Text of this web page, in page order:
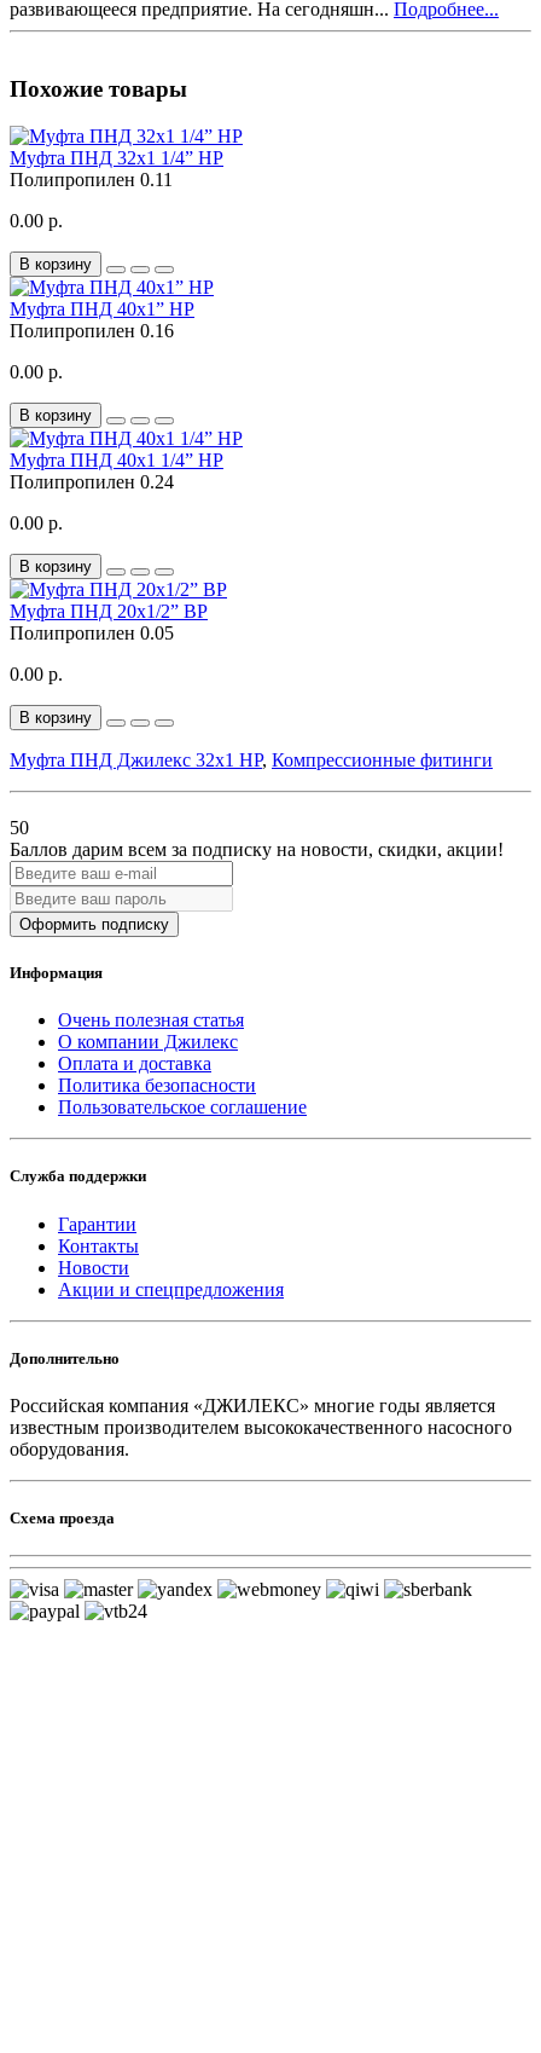
развивающееся предприятие. На сегодняшн... Подробнее...
Похожие товары
Муфта ПНД 32x1 1/4” НР
Полипропилен 0.11
0.00 р.
В корзину
Муфта ПНД 40x1” НР
Полипропилен 0.16
0.00 р.
В корзину
Муфта ПНД 40x1 1/4” НР
Полипропилен 0.24
0.00 р.
В корзину
Муфта ПНД 20x1/2” ВР
Полипропилен 0.05
0.00 р.
В корзину
Муфта ПНД Джилекс 32x1 НР, Компрессионные фитинги
50
Баллов дарим всем за подписку на новости, скидки, акции!
Оформить подписку
Информация
Очень полезная статья
О компании Джилекс
Оплата и доставка
Политика безопасности
Пользовательское соглашение
Служба поддержки
Гарантии
Контакты
Новости
Акции и спецпредложения
Дополнительно
Российская компания «ДЖИЛЕКС» многие годы является
известным производителем высококачественного насосного
оборудования.
Схема проезда